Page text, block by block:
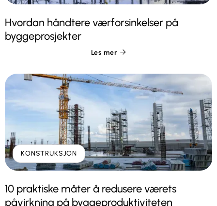
Hvordan håndtere værforsinkelser på
byggeprosjekter
Les mer 
KONSTRUKSJON
10 praktiske måter å redusere værets
påvirkning på byggeproduktiviteten